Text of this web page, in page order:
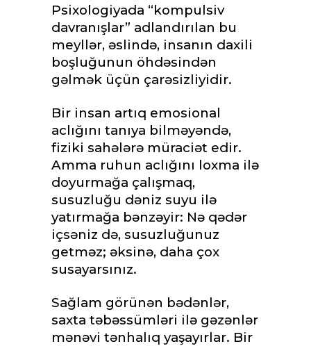
Psixologiyada “kompulsiv
davranışlar” adlandırılan bu
meyllər, əslində, insanın daxili
boşluğunun öhdəsindən
gəlmək üçün çarəsizliyidir.
Bir insan artıq emosional
aclığını tanıya bilməyəndə,
fiziki sahələrə müraciət edir.
Amma ruhun aclığını loxma ilə
doyurmağa çalışmaq,
susuzluğu dəniz suyu ilə
yatırmağa bənzəyir: Nə qədər
içsəniz də, susuzluğunuz
getməz; əksinə, daha çox
susayarsınız.
Sağlam görünən bədənlər,
saxta təbəssümləri ilə gəzənlər
mənəvi tənhalıq yaşayırlar. Bir